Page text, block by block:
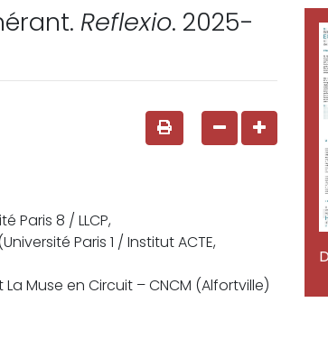
Reflexio. 2025-
Paris 8 / LLCP,
Paris 1 / Institut ACTE,
Muse en Circuit – CNCM (Alfortville)